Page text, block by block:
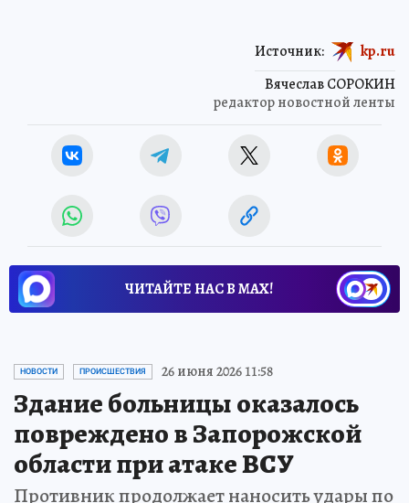
Вячеслав СОРОКИН
редактор новостной ленты
Источник: kp.ru
ЧИТАЙТЕ НАС В МАХ!
НОВОСТИ ПРОИСШЕСТВИЯ 26 июня 2026 11:58
Здание больницы оказалось
повреждено в Запорожской
области при атаке ВСУ
Противник продолжает наносить удары по